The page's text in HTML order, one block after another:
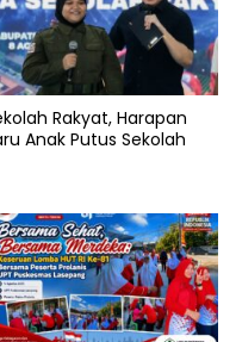
Rakyat, Harapan
Anak Putus Sekolah